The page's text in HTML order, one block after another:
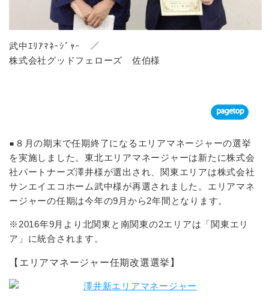
武中ｴﾘｱﾏﾈｰｼﾞｬｰ ／
株式会社グッドフェローズ 佐伯様
●８月の期末で任期終了になるエリアマネージャーの選挙
を実施しました。東北エリアマネージャーは新たに株式会
社パートナーズ澤井様が選出され、関東エリアは株式会社
サンエイエコホーム武中様が再選されました。エリアマネ
ージャーの任期は今年の9月から2年間となります。
※2016年9月より北関東と南関東の2エリアは「関東エリ
ア」に統合されます。
【エリアマネージャー任期改選選挙】